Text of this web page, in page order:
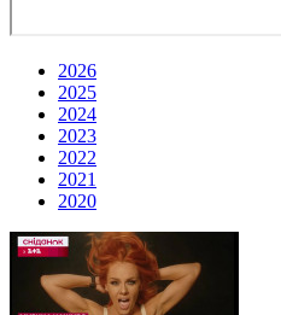
2026
2025
2024
2023
2022
2021
2020